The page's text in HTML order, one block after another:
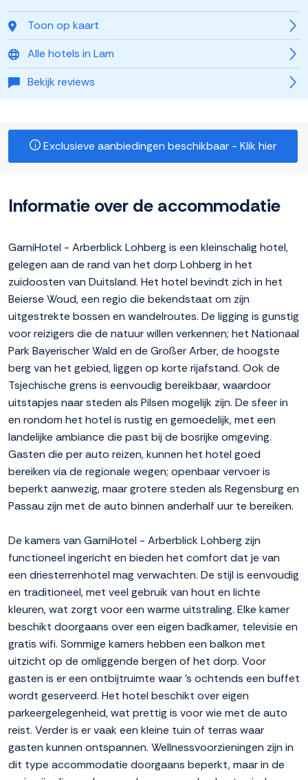
Toon op kaart
Alle hotels in Lam
Bekijk reviews
Exclusieve aanbiedingen beschikbaar - Klik hier
Informatie over de accommodatie
GarniHotel - Arberblick Lohberg is een kleinschalig hotel,
gelegen aan de rand van het dorp Lohberg in het
zuidoosten van Duitsland. Het hotel bevindt zich in het
Beierse Woud, een regio die bekendstaat om zijn
uitgestrekte bossen en wandelroutes. De ligging is gunstig
voor reizigers die de natuur willen verkennen; het Nationaal
Park Bayerischer Wald en de Großer Arber, de hoogste
berg van het gebied, liggen op korte rijafstand. Ook de
Tsjechische grens is eenvoudig bereikbaar, waardoor
uitstapjes naar steden als Pilsen mogelijk zijn. De sfeer in
en rondom het hotel is rustig en gemoedelijk, met een
landelijke ambiance die past bij de bosrijke omgeving.
Gasten die per auto reizen, kunnen het hotel goed
bereiken via de regionale wegen; openbaar vervoer is
beperkt aanwezig, maar grotere steden als Regensburg en
Passau zijn met de auto binnen anderhalf uur te bereiken.
De kamers van GarniHotel - Arberblick Lohberg zijn
functioneel ingericht en bieden het comfort dat je van
een driesterrenhotel mag verwachten. De stijl is eenvoudig
en traditioneel, met veel gebruik van hout en lichte
kleuren, wat zorgt voor een warme uitstraling. Elke kamer
beschikt doorgaans over een eigen badkamer, televisie en
gratis wifi. Sommige kamers hebben een balkon met
uitzicht op de omliggende bergen of het dorp. Voor
gasten is er een ontbijtruimte waar 's ochtends een buffet
wordt geserveerd. Het hotel beschikt over eigen
parkeergelegenheid, wat prettig is voor wie met de auto
reist. Verder is er vaak een kleine tuin of terras waar
gasten kunnen ontspannen. Wellnessvoorzieningen zijn in
dit type accommodatie doorgaans beperkt, maar in de